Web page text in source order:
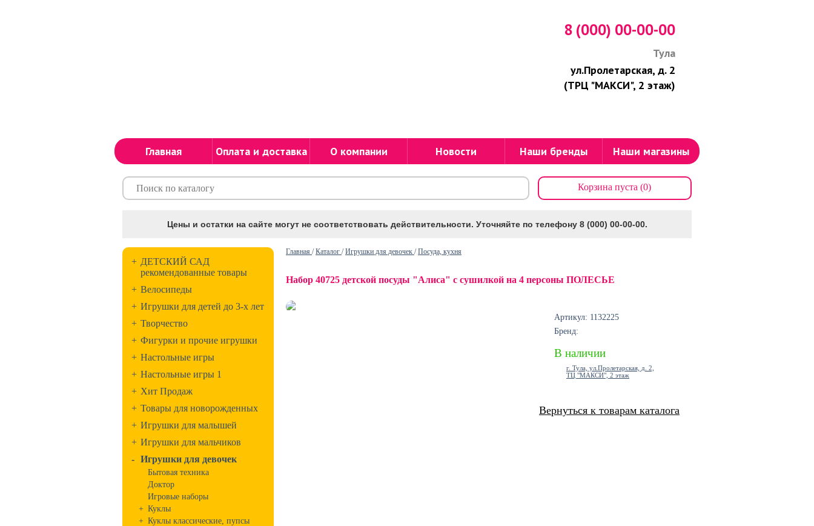
8 (000) 00-00-00
Тула
ул.Пролетарская, д. 2
(ТРЦ "МАКСИ", 2 этаж)
Главная Оплата и доставка О компании Новости Наши бренды Наши магазины
Корзина пуста (0)
Цены и остатки на сайте могут не соответствовать действительности. Уточняйте по телефону 8 (000) 00-00-00.
+ ДЕТСКИЙ САД
рекомендованные товары
+ Велосипеды
+ Игрушки для детей до 3-х лет
+ Творчество
+ Фигурки и прочие игрушки
+ Настольные игры
+ Настольные игры 1
+ Хит Продаж
+ Товары для новорожденных
+ Игрушки для малышей
+ Игрушки для мальчиков
- Игрушки для девочек
Бытовая техника
Доктор
Игровые наборы
+ Куклы
+ Куклы классические, пупсы
Главная /Каталог /Игрушки для девочек /Посуда, кухня
Набор 40725 детской посуды "Алиса" с сушилкой на 4 персоны ПОЛЕСЬЕ
Артикул: 1132225
Бренд:
В наличии
г. Тула, ул.Пролетарская, д. 2,
ТЦ "МАКСИ", 2 этаж
Вернуться к товарам каталога